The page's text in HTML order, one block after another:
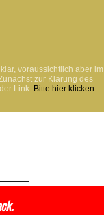
voraussichtlich aber im
zur Klärung des
Link: Bitte hier klicken